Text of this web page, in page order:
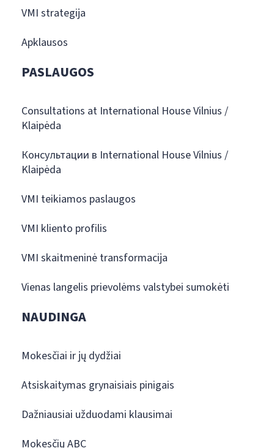
VMI strategija
Apklausos
PASLAUGOS
Consultations at International House Vilnius /
Klaipėda
Консультации в International House Vilnius /
Klaipėda
VMI teikiamos paslaugos
VMI kliento profilis
VMI skaitmeninė transformacija
Vienas langelis prievolėms valstybei sumokėti
NAUDINGA
Mokesčiai ir jų dydžiai
Atsiskaitymas grynaisiais pinigais
Dažniausiai užduodami klausimai
Mokesčių ABC